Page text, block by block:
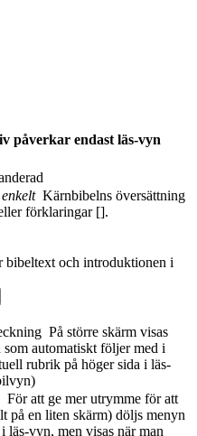
påverkar endast läs-vyn
Kärnbibelns översättning
förklaringar [].
bibeltext och introduktionen i
På större skärm visas
automatiskt följer med i
rubrik på höger sida i läs-
För att ge mer utrymme för att
på en liten skärm) döljs menyn
läs-vyn, men visas när man